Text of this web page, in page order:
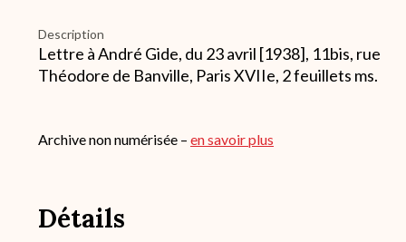
Description
Lettre à André Gide, du 23 avril [1938], 11bis, rue
Théodore de Banville, Paris XVIIe, 2 feuillets ms.
Archive non numérisée – en savoir plus
Détails